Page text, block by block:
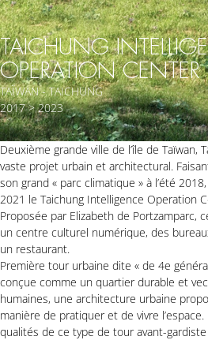
TAICHUNG
OPERATION CENTER
TAÏWAN - TAICHUNG
2017 > 2023
Deuxième grande ville de l’île de Taïwan,
vaste projet urbain et architectural.
son grand « parc climatique » à l’été
2021 le Taichung Intelligence Operation
Proposée par Elizabeth de Portzamparc,
un centre culturel numérique, des
un restaurant.
Première tour urbaine dite « de 4e
conçue comme un quartier durable et
humaines, une architecture urbaine
manière de pratiquer et de vivre
qualités de ce type de tour avant-